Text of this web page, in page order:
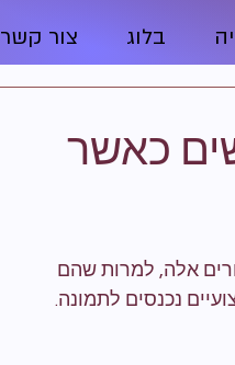
בלוג צור קשר
כאשר
אלה, למרות שהם
נכנסים לתמונה.